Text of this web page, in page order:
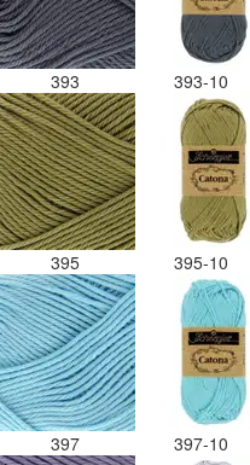
393 393-10
395 395-10
397 397-10